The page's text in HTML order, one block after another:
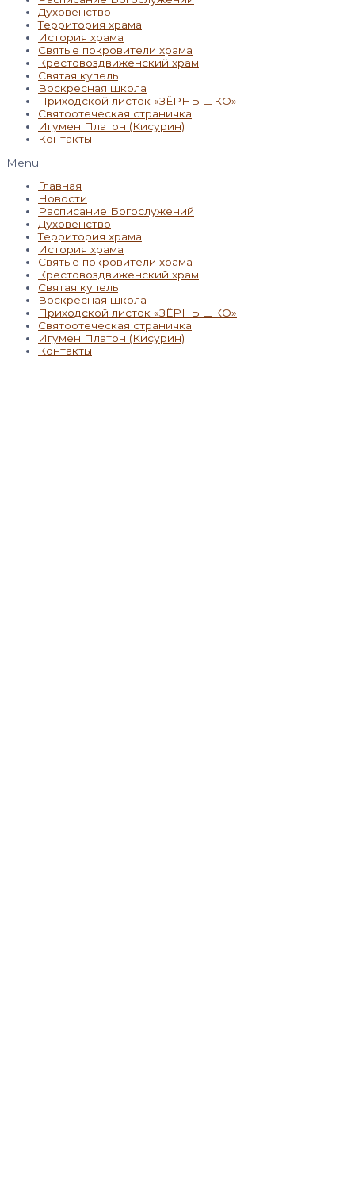
Духовенство
Территория храма
История храма
Святые покровители храма
Крестовоздвиженский храм
Святая купель
Воскресная школа
Приходской листок «ЗЁРНЫШКО»
Святоотеческая страничка
Игумен Платон (Кисурин)
Контакты
Menu
Главная
Новости
Расписание Богослужений
Духовенство
Территория храма
История храма
Святые покровители храма
Крестовоздвиженский храм
Святая купель
Воскресная школа
Приходской листок «ЗЁРНЫШКО»
Святоотеческая страничка
Игумен Платон (Кисурин)
Контакты